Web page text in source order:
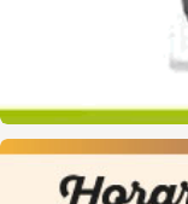
quilmes